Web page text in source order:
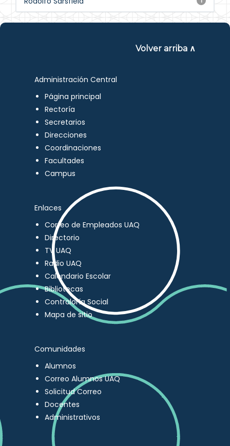
Volver arriba ∧
Administración Central
Página principal
Rectoría
Secretarios
Direcciones
Coordinaciones
Facultades
Campus
Enlaces
Correo de Empleados UAQ
Directorio
TV UAQ
Radio UAQ
Calendario Escolar
Bibliotecas
Contraloría Social
Mapa de sitio
Comunidades
Alumnos
Correo Alumnos UAQ
Solicitud Correo
Docentes
Administrativos